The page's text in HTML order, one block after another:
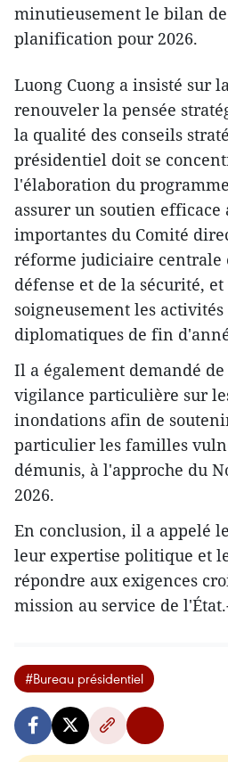
minutieusement le bilan de
planification pour 2026.
Luong Cuong a insisté sur
renouveler la pensée
la qualité des conseils
présidentiel doit se
l'élaboration du
assurer un soutien
importantes du Comité
réforme judiciaire centrale
défense et de la sécurité,
soigneusement les
diplomatiques de fin
Il a également demandé
vigilance particulière sur
inondations afin de
particulier les familles
démunis, à l'approche du
2026.
En conclusion, il a appelé
leur expertise politique et
répondre aux exigences
mission au service de
#Bureau présidentiel